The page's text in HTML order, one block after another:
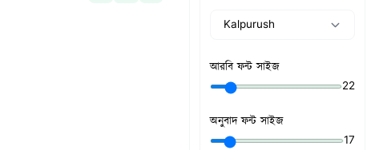
Kalpurush
আরবি ফন্ট সাইজ
22
অনুবাদ ফন্ট সাইজ
17